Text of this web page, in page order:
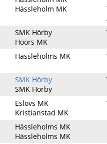
Hässleholm MK
SMK Hörby
Höörs MK
Hässleholms MK
SMK Hörby
SMK Hörby
Eslövs MK
Kristianstad MK
Hässleholms MK
Hässleholms MK